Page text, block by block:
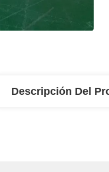
Descripción Del